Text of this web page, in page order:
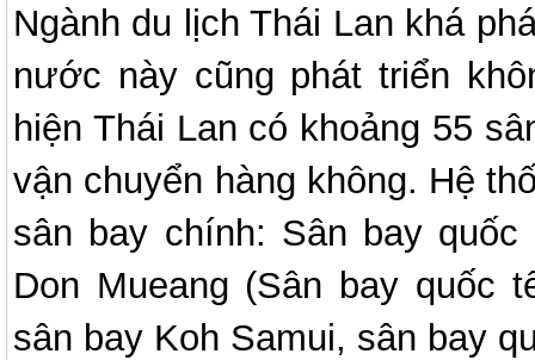
Ngành du lịch Thái Lan khá
nước này cũng phát triển
hiện Thái Lan có khoảng 55
vận chuyển hàng không. Hệ
sân bay chính: Sân bay quốc
Don Mueang (Sân bay quốc
sân bay Koh Samui, sân bay